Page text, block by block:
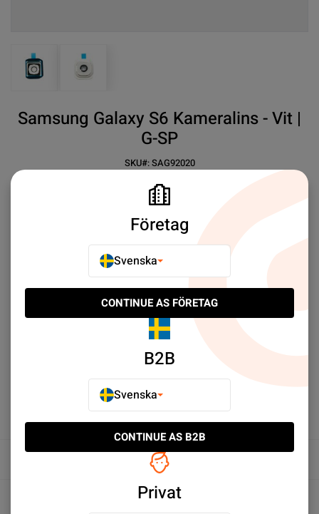
View larger imageView larger image
Samsung Galaxy S6 Kameralins - Vit |
G-SP
SKU#:SAG92020
SEK 29.00 21
E-POSTA TILL EN VÄN
Översikt
Produktspecifikationer
Företag
Svenska
CONTINUE AS FÖRETAG
B2B
Svenska
CONTINUE AS B2B
Privat